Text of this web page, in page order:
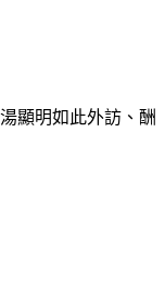
顯明如此外訪、酬